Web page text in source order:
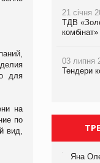
для
на
по
вид,
21 січня
ТДВ
комбінат»
03 липня
Тендери
Яна